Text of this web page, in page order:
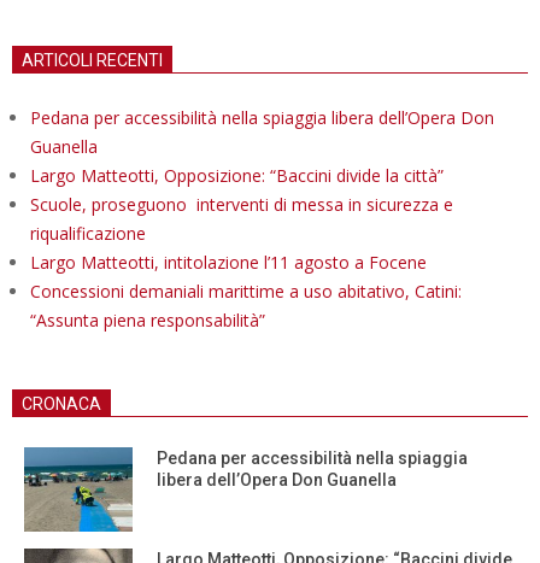
ARTICOLI RECENTI
Pedana per accessibilità nella spiaggia libera dell’Opera Don
Guanella
Largo Matteotti, Opposizione: “Baccini divide la città”
Scuole, proseguono interventi di messa in sicurezza e
riqualificazione
Largo Matteotti, intitolazione l’11 agosto a Focene
Concessioni demaniali marittime a uso abitativo, Catini:
“Assunta piena responsabilità”
CRONACA
Pedana per accessibilità nella spiaggia
libera dell’Opera Don Guanella